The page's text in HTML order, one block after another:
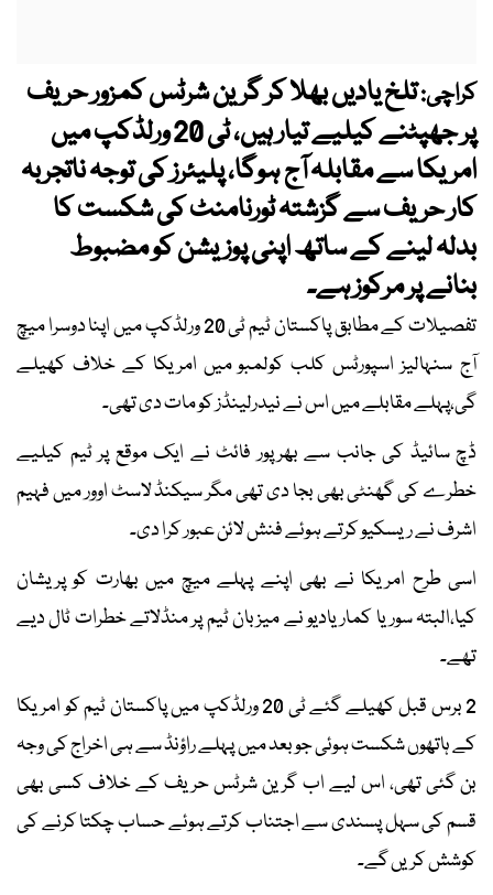
کراچی:تلخ یادیں بھلا کر گرین شرٹس کمزور حریف
پر جھپٹنے کیلیے تیار ہیں، ٹی 20 ورلڈکپ میں
امریکا سے مقابلہ آج ہوگا، پلیئرز کی توجہ ناتجربہ
کار حریف سے گزشتہ ٹورنامنٹ کی شکست کا
بدلہ لینے کے ساتھ اپنی پوزیشن کو مضبوط
بنانے پر مرکوز ہے۔
تفصیلات کے مطابق پاکستان ٹیم ٹی 20 ورلڈکپ میں اپنا دوسرا میچ
آج سنہالیز اسپورٹس کلب کولمبو میں امریکا کے خلاف کھیلے
گی،پہلے مقابلے میں اس نے نیدرلینڈز کو مات دی تھی۔
ڈچ سائیڈ کی جانب سے بھرپور فائٹ نے ایک موقع پر ٹیم کیلیے
خطرے کی گھنٹی بھی بجا دی تھی مگر سیکنڈ لاسٹ اوور میں فہیم
اشرف نے ریسکیو کرتے ہوئے فنش لائن عبور کرا دی۔
اسی طرح امریکا نے بھی اپنے پہلے میچ میں بھارت کو پریشان
کیا،البتہ سوریا کمار یادیو نے میزبان ٹیم پر منڈلاتے خطرات ٹال دیے
تھے۔
2 برس قبل کھیلے گئے ٹی 20 ورلڈکپ میں پاکستان ٹیم کو امریکا
کے ہاتھوں شکست ہوئی جو بعد میں پہلے راؤنڈ سے ہی اخراج کی وجہ
بن گئی تھی، اس لیے اب گرین شرٹس حریف کے خلاف کسی بھی
قسم کی سہل پسندی سے اجتناب کرتے ہوئے حساب چکتا کرنے کی
کوشش کریں گے۔